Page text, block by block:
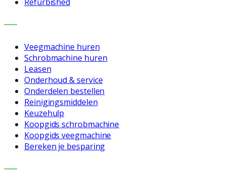
DIENSTEN
Veegmachine huren
Schrobmachine huren
Leasen
Onderhoud & service
Onderdelen bestellen
Reinigingsmiddelen
Keuzehulp
Koopgids schrobmachine
Koopgids veegmachine
Bereken je besparing
BEDRIJF